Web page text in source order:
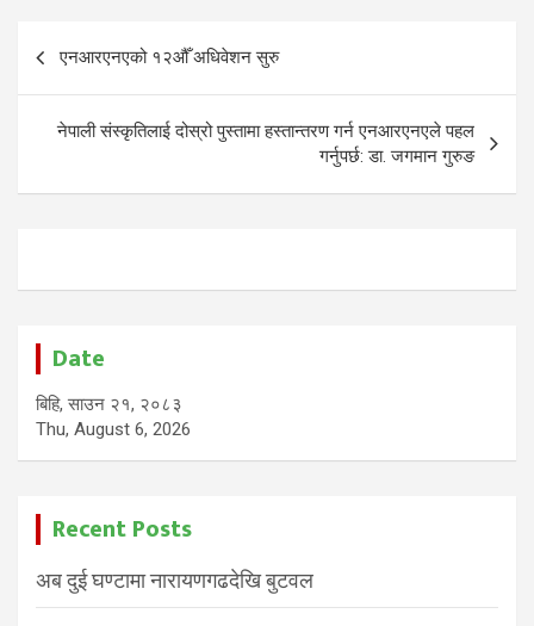
Post
navigation
एनआरएनएको १२औँ अधिवेशन सुरु
नेपाली संस्कृतिलाई दोस्रो पुस्तामा हस्तान्तरण गर्न एनआरएनएले पहल
गर्नुपर्छ: डा. जगमान गुरुङ
Date
बिहि, साउन २१, २०८३
Thu, August 6, 2026
Recent Posts
अब दुई घण्टामा नारायणगढदेखि बुटवल